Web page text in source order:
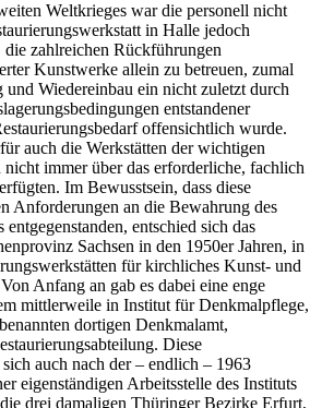
Weltkrieges war die personell nicht
in Halle jedoch
zahlreichen Rückführungen
Kunstwerke allein zu betreuen, zumal
und Wiedereinbau ein nicht zuletzt durch
entstandener
offensichtlich wurde.
auch die Werkstätten der wichtigen
immer über das erforderliche, fachlich
Im Bewusstsein, dass diese
Anforderungen an die Bewahrung des
entschied sich das
Sachsen in den 1950er Jahren, in
für kirchliches Kunst- und
Anfang an gab es dabei eine enge
mittlerweile in Institut für Denkmalpflege,
dortigen Denkmalamt,
Diese
auch nach der – endlich – 1963
eigenständigen Arbeitsstelle des Instituts
drei damaligen Thüringer Bezirke Erfurt,